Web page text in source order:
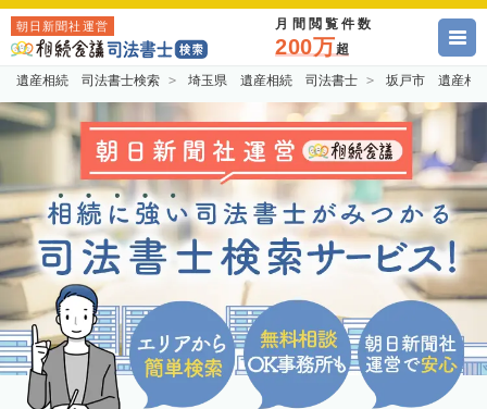
朝日新聞社運営 月間閲覧件数
200万超
遺産相続 司法書士検索 埼玉県 遺産相続 司法書士 坂戸市 遺産相